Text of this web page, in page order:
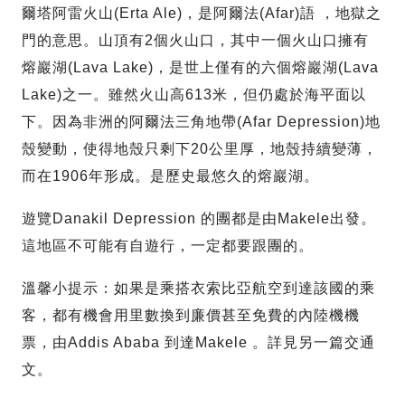
爾塔阿雷火山(Erta Ale)，是阿爾法(Afar)語 ，地獄之
門的意思。山頂有2個火山口，其中一個火山口擁有
熔巖湖(Lava Lake)，是世上僅有的六個熔巖湖(Lava
Lake)之一。雖然火山高613米，但仍處於海平面以
下。因為非洲的阿爾法三角地帶(Afar Depression)地
殼變動，使得地殼只剩下20公里厚，地殼持續變薄，
而在1906年形成。是歷史最悠久的熔巖湖。
遊覽Danakil Depression 的團都是由Makele出發。
這地區不可能有自遊行，一定都要跟團的。
溫馨小提示：如果是乘搭衣索比亞航空到達該國的乘
客，都有機會用里數換到廉價甚至免費的內陸機機
票，由Addis Ababa 到達Makele 。詳見另一篇交通
文。